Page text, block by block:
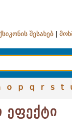
შესახებ
o p q r s t